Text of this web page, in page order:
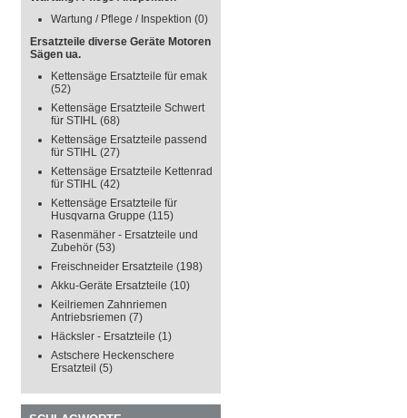
Wartung / Pflege / Inspektion (0)
Ersatzteile diverse Geräte Motoren
Sägen ua.
Kettensäge Ersatzteile für emak
(52)
Kettensäge Ersatzteile Schwert
für STIHL (68)
Kettensäge Ersatzteile passend
für STIHL (27)
Kettensäge Ersatzteile Kettenrad
für STIHL (42)
Kettensäge Ersatzteile für
Husqvarna Gruppe (115)
Rasenmäher - Ersatzteile und
Zubehör (53)
Freischneider Ersatzteile (198)
Akku-Geräte Ersatzteile (10)
Keilriemen Zahnriemen
Antriebsriemen (7)
Häcksler - Ersatzteile (1)
Astschere Heckenschere
Ersatzteil (5)